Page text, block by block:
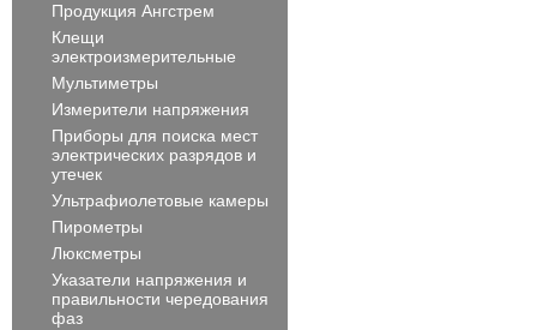
Продукция Ангстрем
Клещи
электроизмерительные
Мультиметры
Измерители напряжения
Приборы для поиска мест
электрических разрядов и
утечек
Ультрафиолетовые камеры
Пирометры
Люксметры
Указатели напряжения и
правильности чередования
фаз